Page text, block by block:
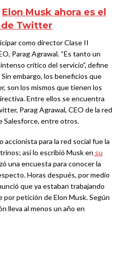
Elon Musk ahora es el
Twitter
como director Clase II
Parag Agrawal. “Es tanto un
crítico del servicio”, define
Sin embargo, los beneficios que
son los mismos que tienen los
Entre ellos se encuentra
Parag Agrawal, CEO de la red
Salesforce, entre otros.
accionista para la red social fue la
así lo escribió Musk en su
una encuesta para conocer la
Horas después, por medio
que ya estaban trabajando
petición de Elon Musk. Según
lleva al menos un año en